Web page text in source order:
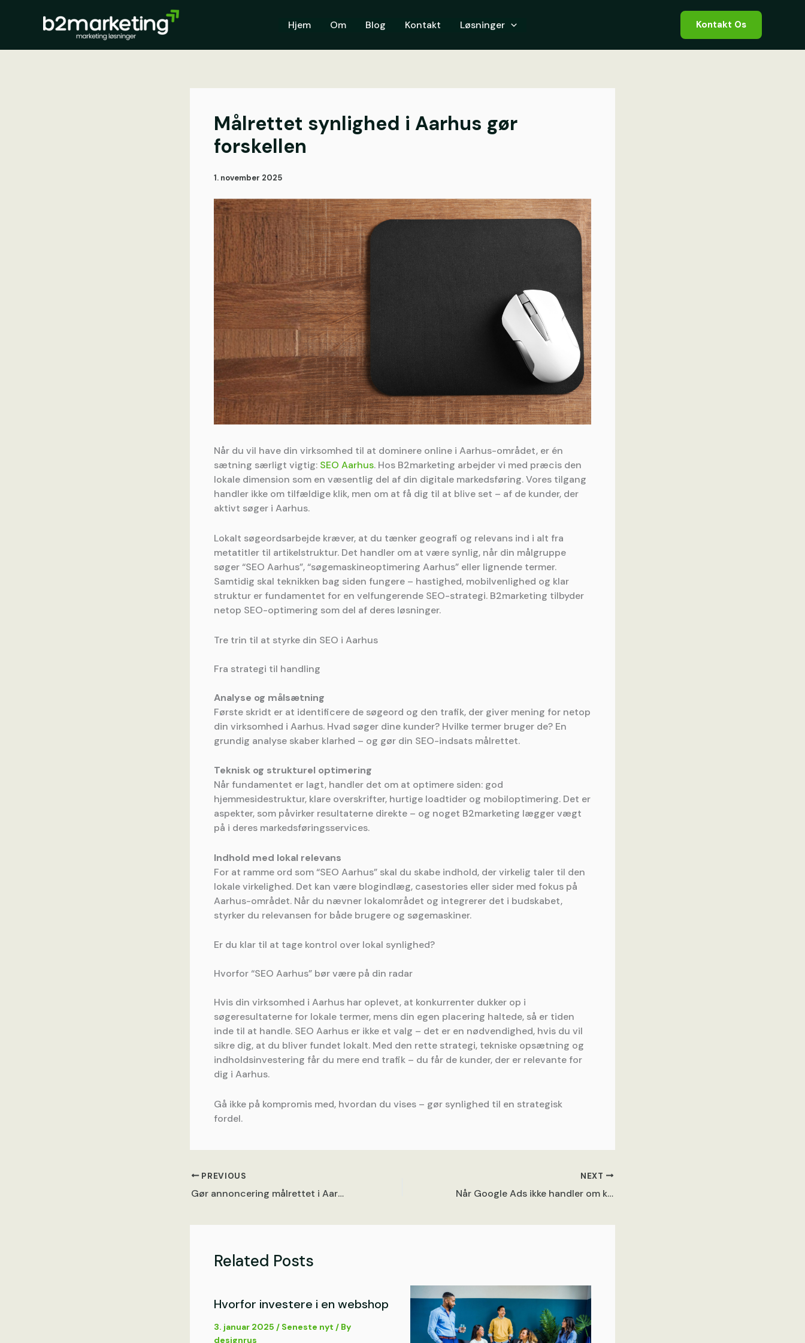
Hjem Om Blog Kontakt Løsninger Kontakt Os
Målrettet synlighed i Aarhus gør
forskellen
1. november 2025
Når du vil have din virksomhed til at dominere online i Aarhus-området, er én
sætning særligt vigtig: SEO Aarhus. Hos B2marketing arbejder vi med præcis den
lokale dimension som en væsentlig del af din digitale markedsføring. Vores tilgang
handler ikke om tilfældige klik, men om at få dig til at blive set – af de kunder, der
aktivt søger i Aarhus.
Lokalt søgeordsarbejde kræver, at du tænker geografi og relevans ind i alt fra
meta­titler til artikel­struktur. Det handler om at være synlig, når din målgruppe
søger “SEO Aarhus”, “søgemaskine­optimering Aarhus” eller lignende termer.
Samtidig skal teknikken bag siden fungere – hastighed, mobilvenlighed og klar
struktur er fundamentet for en velfungerende SEO-strategi. B2marketing tilbyder
netop SEO-optimering som del af deres løsninger.
Tre trin til at styrke din SEO i Aarhus
Fra strategi til handling
Analyse og målsætning
Første skridt er at identificere de søgeord og den trafik, der giver mening for netop
din virksomhed i Aarhus. Hvad søger dine kunder? Hvilke termer bruger de? En
grundig analyse skaber klarhed – og gør din SEO-indsats målrettet.
Teknisk og strukturel optimering
Når fundamentet er lagt, handler det om at optimere siden: god
hjemmesidestruktur, klare overskrifter, hurtige load­tider og mobiloptimering. Det er
aspekter, som påvirker resultaterne direkte – og noget B2marketing lægger vægt
på i deres markedsførings­services.
Indhold med lokal relevans
For at ramme ord som “SEO Aarhus” skal du skabe indhold, der virkelig taler til den
lokale virkelighed. Det kan være blog­indlæg, case­stories eller sider med fokus på
Aarhus-området. Når du nævner lokal­området og integrerer det i budskabet,
styrker du relevansen for både brugere og søgemaskiner.
Er du klar til at tage kontrol over lokal synlighed?
Hvorfor “SEO Aarhus” bør være på din radar
Hvis din virksomhed i Aarhus har oplevet, at konkurrenter dukker op i
søgeresultaterne for lokale termer, mens din egen placering haltede, så er tiden
inde til at handle. SEO Aarhus er ikke et valg – det er en nødvendighed, hvis du vil
sikre dig, at du bliver fundet lokal­t. Med den rette strategi, tekniske opsætning og
indholdsinvestering får du mere end trafik – du får de kunder, der er relevante for
dig i Aarhus.
Gå ikke på kompromis med, hvordan du vises – gør synlighed til en strategisk
fordel.
PREVIOUS
Gør annoncering målrettet i Aarhus-området
NEXT
Når Google Ads ikke handler om klik, men om at ramme beslutningstagere
Related Posts
Hvorfor investere i en webshop
3. januar 2025 / Seneste nyt / By
designrus